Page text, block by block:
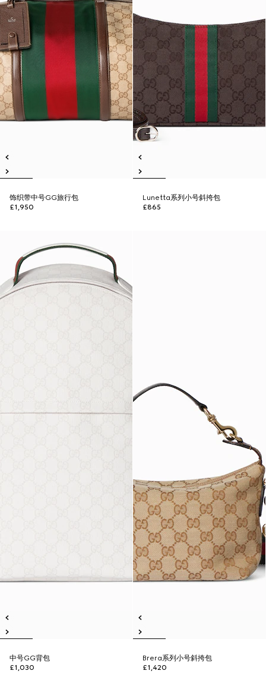
饰织带中号GG旅行包
£1,950
Lunetta系列小号斜挎包
£865
中号GG背包
£1,030
Brera系列小号斜挎包
£1,420